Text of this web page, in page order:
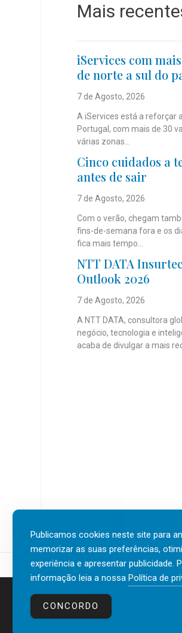
Mais
iServices com
de norte a sul do
7 de Agosto, 2026
A iServices está a reforçar
Portugal, com mais de 30
várias zonas...
Cinco cuidados a
antes de sair
7 de Agosto, 2026
Com o verão, chegam
fins-de-semana fora e os
fica mais tempo...
NTT DATA
Outlook 2026
7 de Agosto, 2026
A NTT DATA, consultora
negócio, tecnologia e
acaba de divulgar a mais
Contactos
Publicamos cookies neste site para
memorizar as suas preferências,
experiência e apresentar publicidade.
informação leia a nossa Política de
CONCORDO